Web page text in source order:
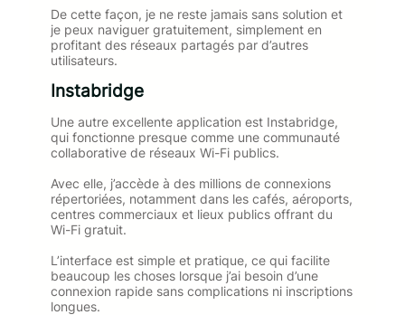
De cette façon, je ne reste jamais sans solution et
je peux naviguer gratuitement, simplement en
profitant des réseaux partagés par d’autres
utilisateurs.
Instabridge
Une autre excellente application est Instabridge,
qui fonctionne presque comme une communauté
collaborative de réseaux Wi-Fi publics.
Avec elle, j’accède à des millions de connexions
répertoriées, notamment dans les cafés, aéroports,
centres commerciaux et lieux publics offrant du
Wi-Fi gratuit.
L’interface est simple et pratique, ce qui facilite
beaucoup les choses lorsque j’ai besoin d’une
connexion rapide sans complications ni inscriptions
longues.